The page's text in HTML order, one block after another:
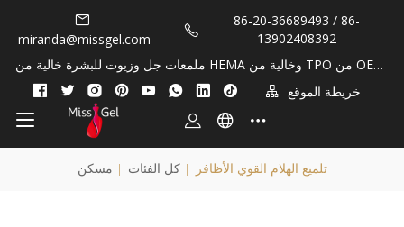
miranda@missgel.com
86-20-36689493 / 86-
13902408392
ملمعات جل وزيوت للبشرة خالية من HEMA وخالية من TPO من OEM/
Private Lable!
خريطة الموقع
مسكن كل الفئات تلميع الهلام القوي الأظافر